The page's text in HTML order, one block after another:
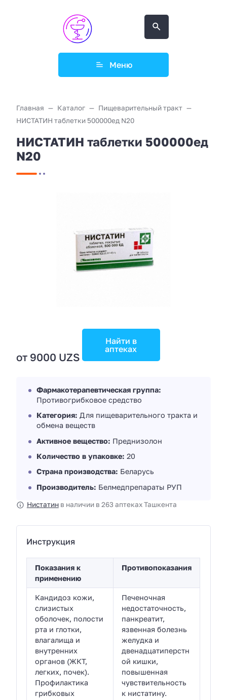
Меню
Главная Каталог
Пищеварительный тракт
НИСТАТИН таблетки 500000ед N20
НИСТАТИН таблетки 500000ед
N20
от 9000 UZS
Найти в
аптеках
Фармакотерапевтическая группа:
Противогрибковое средство
Категория: Для пищеварительного тракта и
обмена веществ
Активное вещество: Преднизолон
Количество в упаковке: 20
Страна производства: Беларусь
Производитель: Белмедпрепараты РУП
Нистатинв наличии в 263 аптеках Ташкента
Инструкция
Показания к
применению
Противопоказания
Кандидоз кожи,
слизистых
оболочек, полости
рта и глотки,
влагалища и
внутренних
органов (ЖКТ,
легких, почек).
Профилактика
грибковых
Печеночная
недостаточность,
панкреатит,
язвенная болезнь
желудка и
двенадцатиперстн
ой кишки,
повышенная
чувствительность
к нистатину.